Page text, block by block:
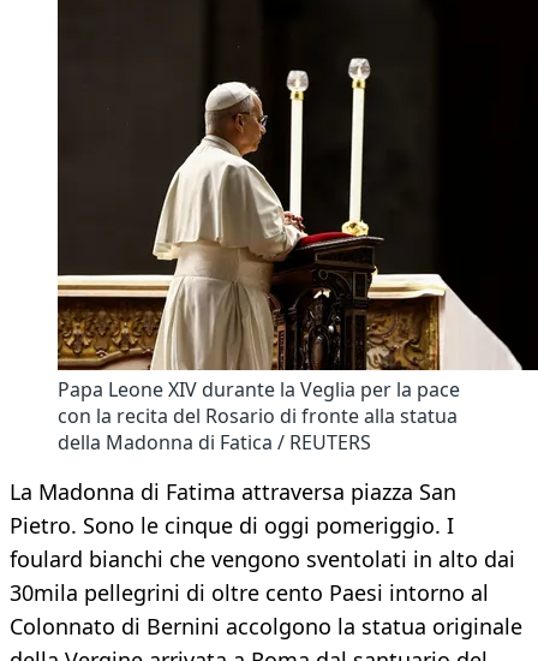
Papa Leone XIV durante la Veglia per la pace
con la recita del Rosario di fronte alla statua
della Madonna di Fatica / REUTERS
La Madonna di Fatima attraversa piazza San
Pietro. Sono le cinque di oggi pomeriggio. I
foulard bianchi che vengono sventolati in alto dai
30mila pellegrini di oltre cento Paesi intorno al
Colonnato di Bernini accolgono la statua originale